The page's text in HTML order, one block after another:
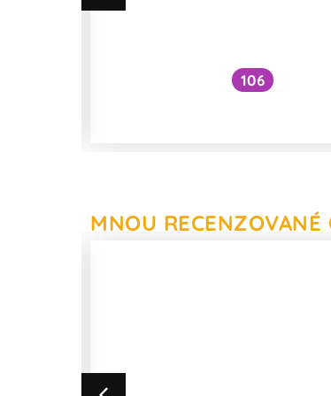
106
MNOU RECENZOVANÉ